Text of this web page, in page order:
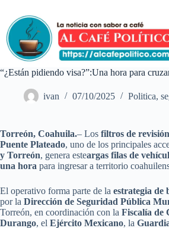
contenido
“¿Están pidiendo visa?”:Una hora para
ivan 07/10/2025 Politica,
Torreón, Coahuila.– Los filtros de
Puente Plateado, uno de los principales
y Torreón, genera esteargas filas de
una hora para ingresar a territorio
El operativo forma parte de la estrategia de
por la Dirección de Seguridad Pública
Torreón, en coordinación con la Fiscalía de
Durango, el Ejército Mexicano, la